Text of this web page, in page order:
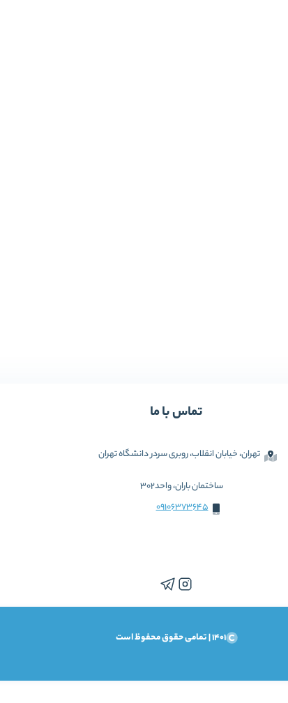
تماس با ما
تهران، خیابان انقلاب، روبری سردر دانشگاه تهران
ساختمان باران، واحد302
09106373645
1401 | تمامی حقوق محفوظ است